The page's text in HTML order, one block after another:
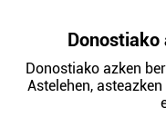
Donostiako
Donostiako azken
Astelehen,